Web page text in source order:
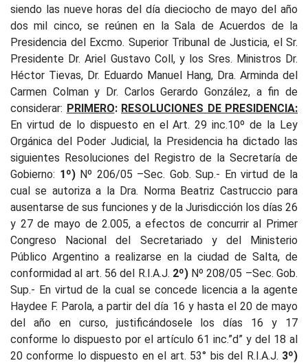
siendo las nueve horas del día dieciocho de mayo del año
dos mil cinco, se reúnen en la Sala de Acuerdos de la
Presidencia del Excmo. Superior Tribunal de Justicia, el Sr.
Presidente Dr. Ariel Gustavo Coll, y los Sres. Ministros Dr.
Héctor Tievas, Dr. Eduardo Manuel Hang, Dra. Arminda del
Carmen Colman y Dr. Carlos Gerardo González, a fin de
considerar: PRIMERO: RESOLUCIONES DE PRESIDENCIA:
En virtud de lo dispuesto en el Art. 29 inc.10º de la Ley
Orgánica del Poder Judicial, la Presidencia ha dictado las
siguientes Resoluciones del Registro de la Secretaría de
Gobierno: 1º) Nº 206/05 –Sec. Gob. Sup.- En virtud de la
cual se autoriza a la Dra. Norma Beatriz Castruccio para
ausentarse de sus funciones y de la Jurisdicción los días 26
y 27 de mayo de 2.005, a efectos de concurrir al Primer
Congreso Nacional del Secretariado y del Ministerio
Público Argentino a realizarse en la ciudad de Salta, de
conformidad al art. 56 del R.I.A.J. 2º) Nº 208/05 –Sec. Gob.
Sup.- En virtud de la cual se concede licencia a la agente
Haydee F. Parola, a partir del día 16 y hasta el 20 de mayo
del año en curso, justificándosele los días 16 y 17
conforme lo dispuesto por el artículo 61 inc.”d” y del 18 al
20 conforme lo dispuesto en el art. 53° bis del R.I.A.J. 3º)